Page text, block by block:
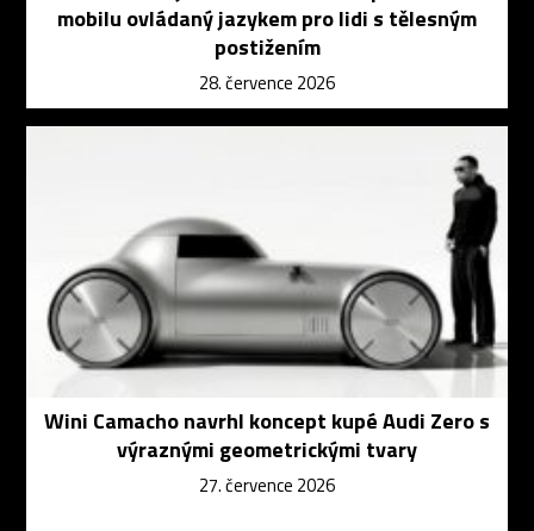
mobilu ovládaný jazykem pro lidi s tělesným
postižením
28. července 2026
Wini Camacho navrhl koncept kupé Audi Zero s
výraznými geometrickými tvary
27. července 2026